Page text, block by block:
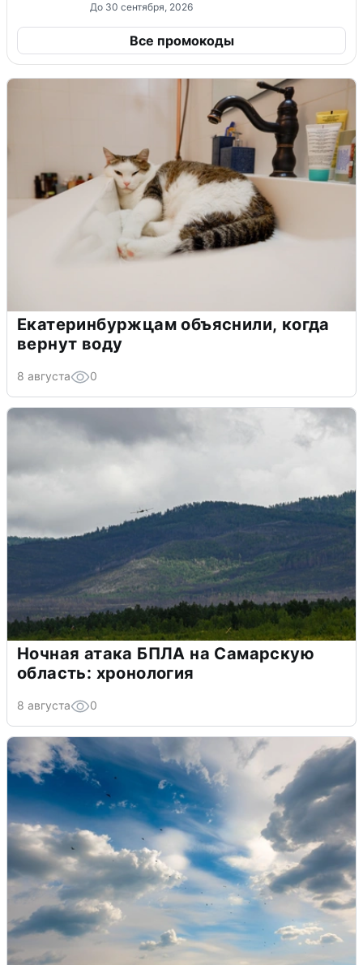
До 30 сентября, 2026
Все промокоды
Екатеринбуржцам объяснили, когда
вернут воду
8 августа 0
Ночная атака БПЛА на Самарскую
область: хронология
8 августа 0